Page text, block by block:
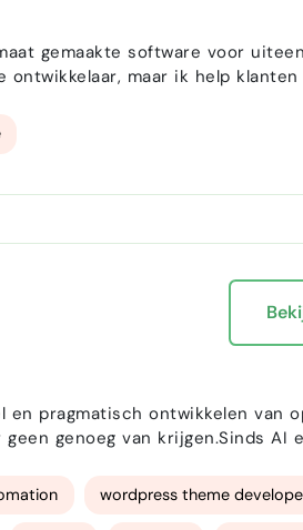
gemaakte software voor
maar ik help
genoeg van krijgen.Sinds AI
wordpress theme